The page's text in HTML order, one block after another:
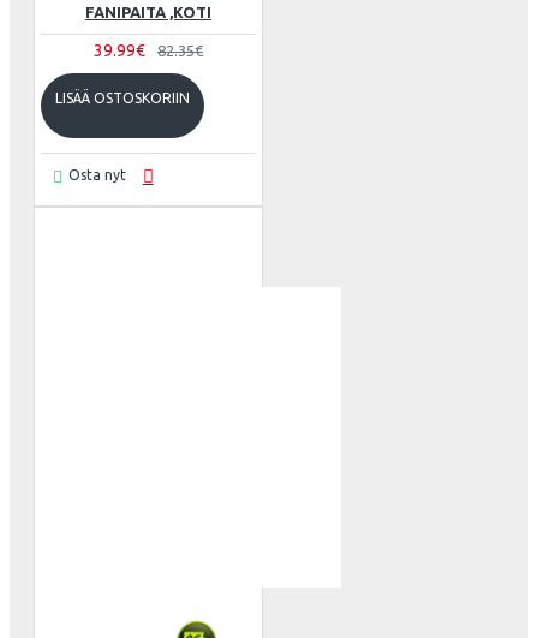
FANIPAITA ,KOTI
39.99€ 82.35€
LISÄÄ OSTOSKORIIN
Osta nyt